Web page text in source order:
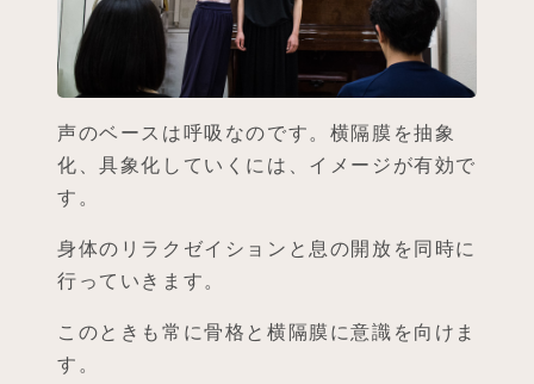
声のベースは呼吸なのです。横隔膜を抽象
化、具象化していくには、イメージが有効で
す。
身体のリラクゼイションと息の開放を同時に
行っていきます。
このときも常に骨格と横隔膜に意識を向けま
す。